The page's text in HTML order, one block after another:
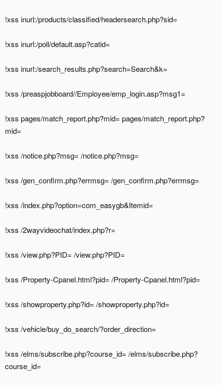
!xss inurl:/products/classified/headersearch.php?sid=
!xss inurl:/poll/default.asp?catid=
!xss inurl:/search_results.php?search=Search&k=
!xss /preaspjobboard//Employee/emp_login.asp?msg1=
!xss pages/match_report.php?mid= pages/match_report.php?
mid=
!xss /notice.php?msg= /notice.php?msg=
!xss /gen_confirm.php?errmsg= /gen_confirm.php?errmsg=
!xss /index.php?option=com_easygb&Itemid=
!xss /2wayvideochat/index.php?r=
!xss /view.php?PID= /view.php?PID=
!xss /Property-Cpanel.html?pid= /Property-Cpanel.html?pid=
!xss /showproperty.php?id= /showproperty.php?id=
!xss /vehicle/buy_do_search/?order_direction=
!xss /elms/subscribe.php?course_id= /elms/subscribe.php?
course_id=